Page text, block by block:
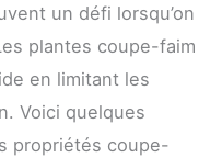
un défi lorsqu’on
plantes coupe-faim
en limitant les
Voici quelques
propriétés coupe-